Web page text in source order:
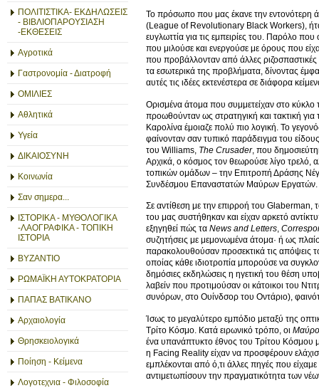
ΠΟΛΙΤΙΣΤΙΚΑ- ΕΚΔΗΛΩΣΕΙΣ
- ΒΙΒΛΙΟΠΑΡΟΥΣΙΑΣΗ
-ΕΚΘΕΣΕΙΣ
Αγροτικά
Γαστρονομία - Διατροφή
ΟΜΙΛΙΕΣ
Αθλητικά
Υγεία
ΔΙΚΑΙΟΣΥΝΗ
Κοινωνία
Σαν σημερα...
ΙΣΤΟΡΙΚΑ - ΜΥΘΟΛΟΓΙΚΑ
-ΛΑΟΓΡΑΦΙΚΑ - ΤΟΠΙΚΗ
ΙΣΤΟΡΙΑ
ΒΥΖΑΝΤΙΟ
ΡΩΜΑΪΚΗ ΑΥΤΟΚΡΑΤΟΡΙΑ
ΠΑΠΑΣ ΒΑΤΙΚΑΝΟ
Αρχαιολογία
Θρησκειολογικά
Ποίηση - Κείμενα
Λογοτεχνια - Φιλοσοφία
Το πρόσωπο που μας έκανε την
(League of Revolutionary Black Workers),
ευγλωττία για τις εμπειρίες του. Παρόλο
που μιλούσε και ενεργούσε με όρους που
που προβάλλονταν από άλλες ριζοσπαστικές
τα εσωτερικά της προβλήματα, δίνοντας
αυτές τις ιδέες εκτενέστερα σε διάφορα
Ορισμένα άτομα που συμμετείχαν στο
προωθούνταν ως στρατηγική και τακτική
Καρολίνα έμοιαζε πολύ πιο λογική. Το
φαίνονταν σαν τυπικό παράδειγμα του
του Williams, The Crusader, που
Αρχικά, ο κόσμος τον θεωρούσε λίγο τρελό,
τοπικών ομάδων – την Επιτροπή Δράσης
Συνδέσμου Επαναστατών Μαύρων Εργατών.
Σε αντίθεση με την επιρροή του Glaberman,
του μας συστήθηκαν και είχαν αρκετό
εξηγηθεί πώς τα News and Letters,
συζητήσεις με μεμονωμένα άτομα· ή ως
παρακολουθούσαν προσεκτικά τις απόψεις
οποίας κάθε ιδιοτροπία μπορούσε να
δημόσιες εκδηλώσεις η ηγετική του θέση
λαβείν που προτιμούσαν οι κάτοικοι του
συνόρων, στο Ουίνδσορ του Οντάριο),
Ίσως το μεγαλύτερο εμπόδιο μεταξύ της
Τρίτο Κόσμο. Κατά ειρωνικό τρόπο, οι
ένα υπανάπτυκτο έθνος του Τρίτου Κόσμου
η Facing Reality είχαν να προσφέρουν
εμπλέκονται από ό,τι άλλες πηγές που
αντιμετωπίσουν την πραγματικότητα των